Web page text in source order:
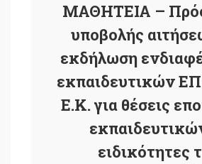
ΜΑΘΗΤΕΙΑ –
υποβολής
εκδήλωση
εκπαιδευτικών
Ε.Κ. για θέσεις
ειδικότητες